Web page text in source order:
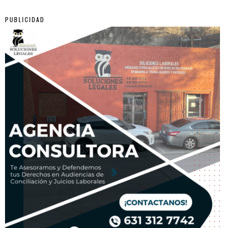
PUBLICIDAD